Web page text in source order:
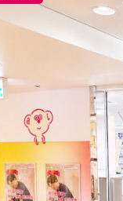
寺田町
ファスティング
脱水症状
クリスタ長堀 駅